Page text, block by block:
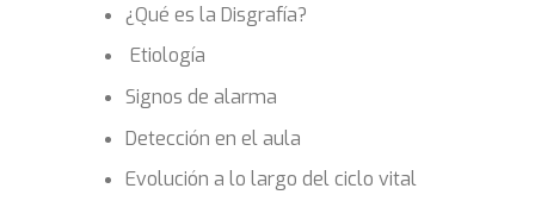
¿Qué es la Disgrafía?
Etiología
Signos de alarma
Detección en el aula
Evolución a lo largo del ciclo vital